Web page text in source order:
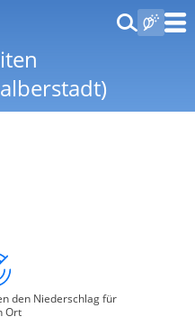
den Niederschlag für
Ort